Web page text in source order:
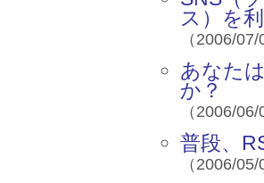
ス）を
（2006/
あなた
か？
（2006/
普段、
（2006/